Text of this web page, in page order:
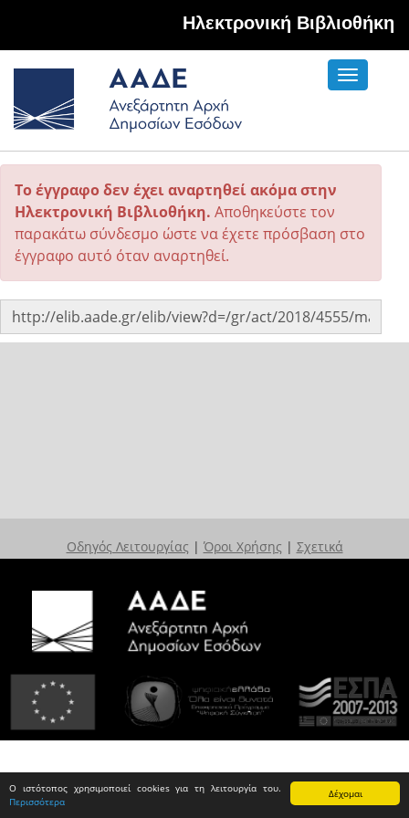
Δέχομαι
Ο ιστότοπος χρησιμοποιεί cookies για τη λειτουργία του.
Περισσότερα
Hλεκτρονική Βιβλιοθήκη
Toggle
Το έγγραφο δεν έχει αναρτηθεί ακόμα στην
Ηλεκτρονική Βιβλιοθήκη. Αποθηκεύστε τον
παρακάτω σύνδεσμο ώστε να έχετε πρόσβαση στο
έγγραφο αυτό όταν αναρτηθεί.
Οδηγός Λειτουργίας | Όροι Χρήσης | Σχετικά